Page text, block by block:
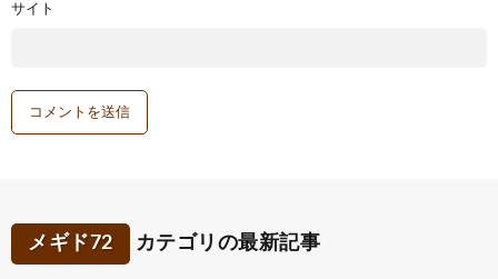
サイト
メギド72 カテゴリの最新記事